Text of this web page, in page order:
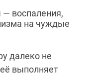
воспаления,
на чуждые
далеко не
выполняет